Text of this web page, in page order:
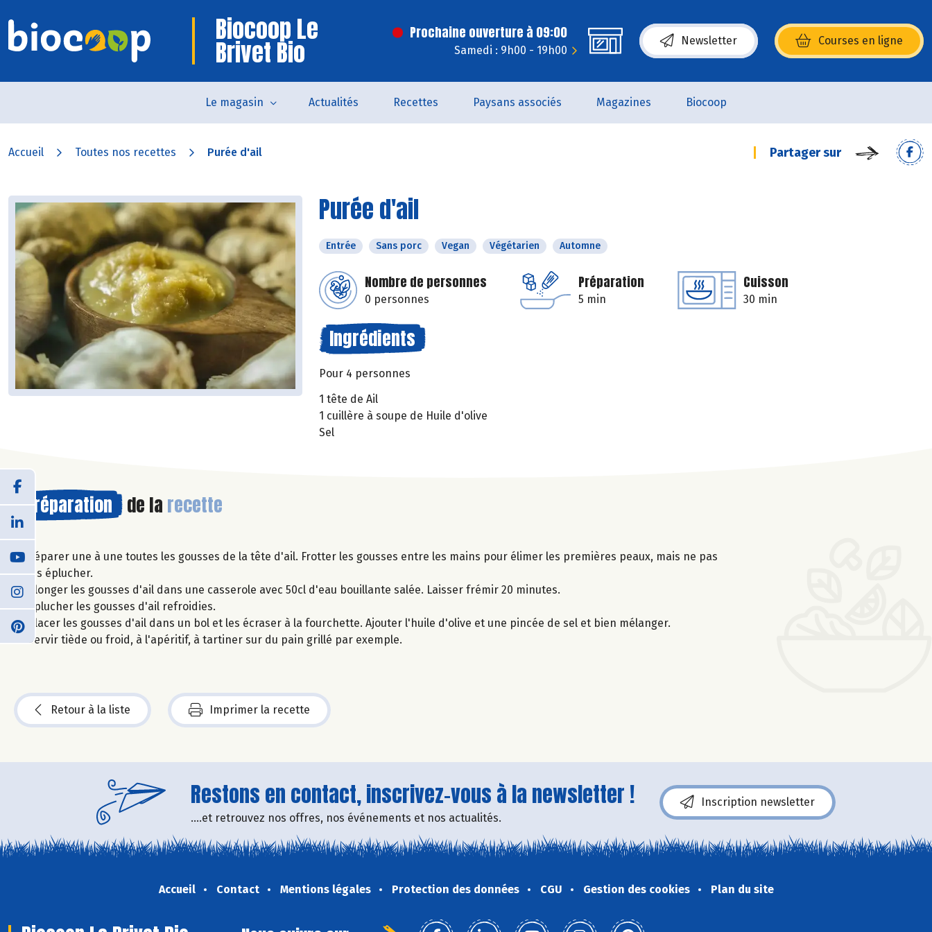
Biocoop Le
Brivet Bio
Prochaine ouverture à 09:00
Samedi : 9h00 - 19h00
Newsletter Courses en ligne
(s’ouvre dans une nouvelle fenêtre)
Le magasin Actualités Recettes Paysans associés Magazines Biocoop
Accueil Toutes nos recettes Purée d'ail Partager sur
Purée d'ail
Entrée Sans porc Vegan Végétarien Automne
Nombre de personnes
0 personnes
Préparation
5 min
Cuisson
30 min
Ingrédients
Pour 4 personnes
1 tête de Ail
1 cuillère à soupe de Huile d'olive
Sel
Préparation de la recette
Séparer une à une toutes les gousses de la tête d'ail. Frotter les gousses entre les mains pour élimer les premières peaux, mais ne pas
les éplucher.
Plonger les gousses d'ail dans une casserole avec 50cl d'eau bouillante salée. Laisser frémir 20 minutes.
Eplucher les gousses d'ail refroidies.
Placer les gousses d'ail dans un bol et les écraser à la fourchette. Ajouter l'huile d'olive et une pincée de sel et bien mélanger.
Servir tiède ou froid, à l'apéritif, à tartiner sur du pain grillé par exemple.
Retour à la liste Imprimer la recette
Restons en contact, inscrivez-vous à la newsletter !
....et retrouvez nos offres, nos événements et nos actualités.
Inscription newsletter
Accueil Contact Mentions légales Protection des données CGU Gestion des cookies Plan du site